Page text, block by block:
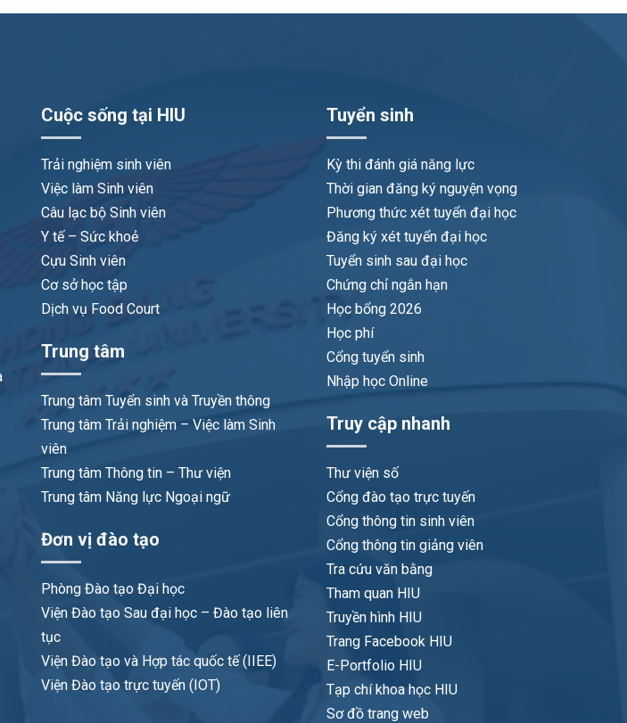
Cuộc sống tại HIU
Trải nghiệm sinh viên
Việc làm Sinh viên
Câu lạc bộ Sinh viên
Y tế – Sức khoẻ
Cựu Sinh viên
Cơ sở học tập
Dịch vụ Food Court
Trung tâm
Trung tâm Tuyển sinh và Truyền thông
Trung tâm Trải nghiệm – Việc làm Sinh
viên
Trung tâm Thông tin – Thư viện
Trung tâm Năng lực Ngoại ngữ
Đơn vị đào tạo
Phòng Đào tạo Đại học
Viện Đào tạo Sau đại học – Đào tạo liên
tục
Viện Đào tạo và Hợp tác quốc tế (IIEE)
Viện Đào tạo trực tuyến (IOT)
Tuyển sinh
Kỳ thi đánh giá năng lực
Thời gian đăng ký nguyện vọng
Phương thức xét tuyển đại học
Đăng ký xét tuyển đại học
Tuyển sinh sau đại học
Chứng chỉ ngắn hạn
Học bổng 2026
Học phí
Cổng tuyển sinh
Nhập học Online
Truy cập nhanh
Thư viện số
Cổng đào tạo trực tuyến
Cổng thông tin sinh viên
Cổng thông tin giảng viên
Tra cứu văn bằng
Tham quan HIU
Truyền hình HIU
Trang Facebook HIU
E-Portfolio HIU
Tạp chí khoa học HIU
Sơ đồ trang web